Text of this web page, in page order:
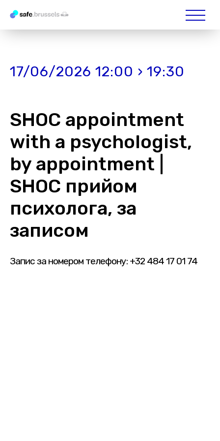
17/06/2026 12:00 › 19:30
SHOC appointment
with a psychologist,
by appointment |
SHOC прийом
психолога, за
записом
Запис за номером телефону: +32 484 17 01 74